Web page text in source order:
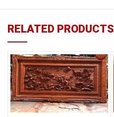
RELATED PRODUCTS